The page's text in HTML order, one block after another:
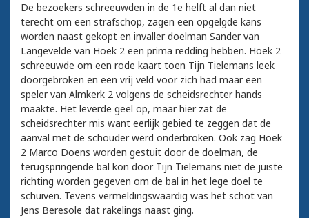
De bezoekers schreeuwden in de 1e helft al dan niet
terecht om een strafschop, zagen een opgelgde kans
worden naast gekopt en invaller doelman Sander van
Langevelde van Hoek 2 een prima redding hebben. Hoek 2
schreeuwde om een rode kaart toen Tijn Tielemans leek
doorgebroken en een vrij veld voor zich had maar een
speler van Almkerk 2 volgens de scheidsrechter hands
maakte. Het leverde geel op, maar hier zat de
scheidsrechter mis want eerlijk gebied te zeggen dat de
aanval met de schouder werd onderbroken. Ook zag Hoek
2 Marco Doens worden gestuit door de doelman, de
terugspringende bal kon door Tijn Tielemans niet de juiste
richting worden gegeven om de bal in het lege doel te
schuiven. Tevens vermeldingswaardig was het schot van
Jens Beresole dat rakelings naast ging.